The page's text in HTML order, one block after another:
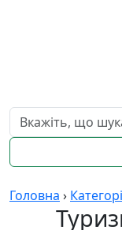
Головна ›